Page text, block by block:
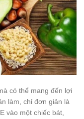
có thể mang đến lợi
làm, chỉ đơn giản là
vào một chiếc bát,